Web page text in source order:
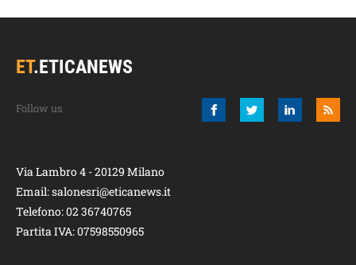
ET.ETICANEWS
Via Lambro 4 - 20129 Milano
Email:salonesri@eticanews.it
Telefono:02 36740765
Partita IVA: 07598550965